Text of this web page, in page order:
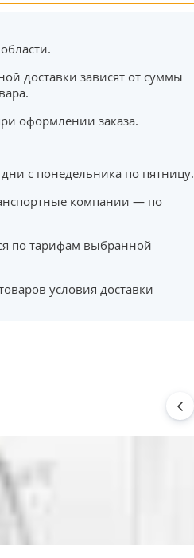
доставки зависят от суммы
оформлении заказа.
с понедельника по пятницу.
компании — по
по тарифам выбранной
условия доставки